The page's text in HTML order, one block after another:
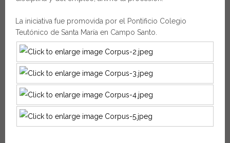
La iniciativa fue promovida por el Pontificio Colegio
Teutónico de Santa María en Campo Santo.